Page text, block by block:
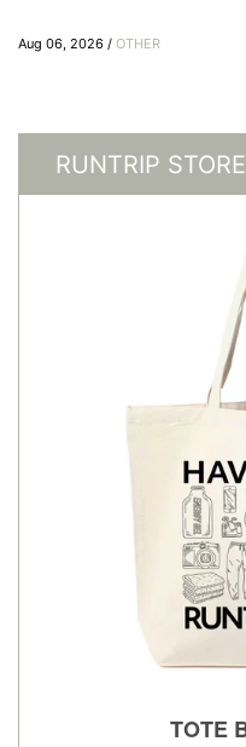
Aug 06, 2026 / OTHER
RUNTRIP STORE